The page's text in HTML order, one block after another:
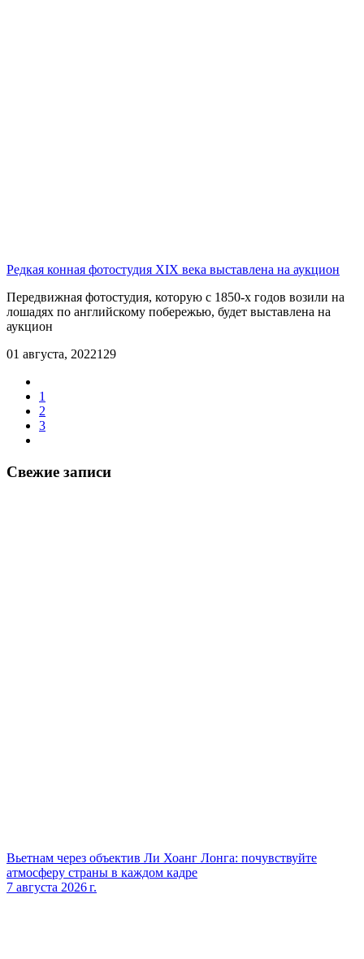
Редкая конная фотостудия XIX века выставлена ​​на аукцион
Передвижная фотостудия, которую с 1850-х годов возили на
лошадях по английскому побережью, будет выставлена ​​на
аукцион
01 августа, 2022129
1
2
3
Свежие записи
Вьетнам через объектив Ли Хоанг Лонга: почувствуйте
атмосферу страны в каждом кадре
7 августа 2026 г.